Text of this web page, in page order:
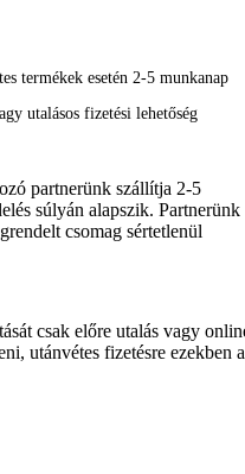
termékek esetén 2-5 munkanap
utalásos fizetési lehetőség
partnerünk szállítja 2-5
súlyán alapszik. Partnerünk
csomag sértetlenül
csak előre utalás vagy
utánvétes fizetésre ezekben